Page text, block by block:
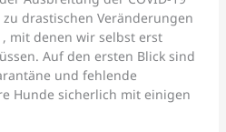
drastischen Veränderungen
mit denen wir selbst erst
Auf den ersten Blick sind
und fehlende
Hunde sicherlich mit einigen